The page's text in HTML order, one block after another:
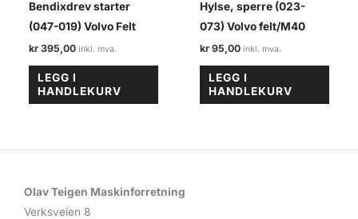
Bendixdrev starter
(047-019) Volvo Felt
kr 395,00
LEGG I
HANDLEKURV
Hylse, sperre (023-
073) Volvo felt/M40
kr 95,00
LEGG I
HANDLEKURV
Olav Teigen Maskinforretning
Verksveien 8